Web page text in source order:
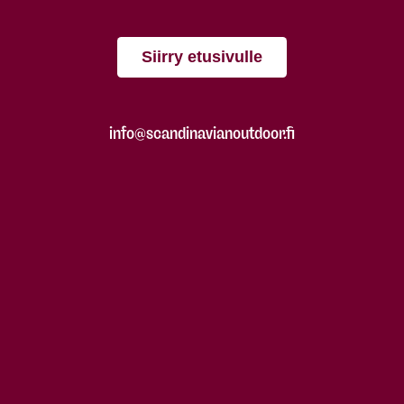
Siirry etusivulle
info@scandinavianoutdoor.fi